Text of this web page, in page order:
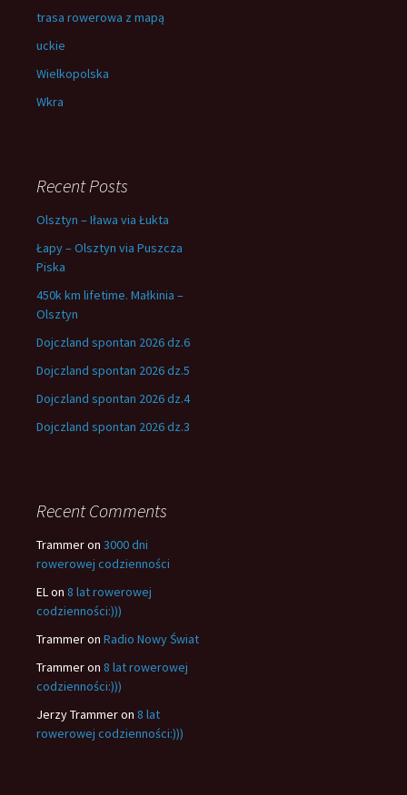
trasa rowerowa z mapą
uckie
Wielkopolska
Wkra
Recent Posts
Olsztyn – Iława via Łukta
Łapy – Olsztyn via Puszcza
Piska
450k km lifetime. Małkinia –
Olsztyn
Dojczland spontan 2026 dz.6
Dojczland spontan 2026 dz.5
Dojczland spontan 2026 dz.4
Dojczland spontan 2026 dz.3
Recent Comments
Trammeron 3000 dni
rowerowej codzienności
ELon 8 lat rowerowej
codzienności:)))
Trammeron Radio Nowy Świat
Trammeron 8 lat rowerowej
codzienności:)))
Jerzy Trammeron 8 lat
rowerowej codzienności:)))